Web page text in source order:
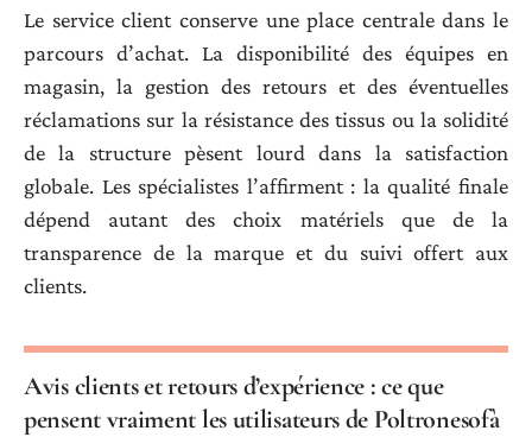
Le service client conserve une place centrale dans le
parcours d’achat. La disponibilité des équipes en
magasin, la gestion des retours et des éventuelles
réclamations sur la résistance des tissus ou la solidité
de la structure pèsent lourd dans la satisfaction
globale. Les spécialistes l’affirment : la qualité finale
dépend autant des choix matériels que de la
transparence de la marque et du suivi offert aux
clients.
Avis clients et retours d’expérience : ce que
pensent vraiment les utilisateurs de Poltronesofà